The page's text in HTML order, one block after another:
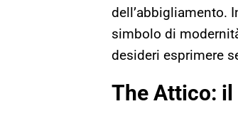
dell’abbigliamento.
simbolo di
desideri esprimere
The Attico: il